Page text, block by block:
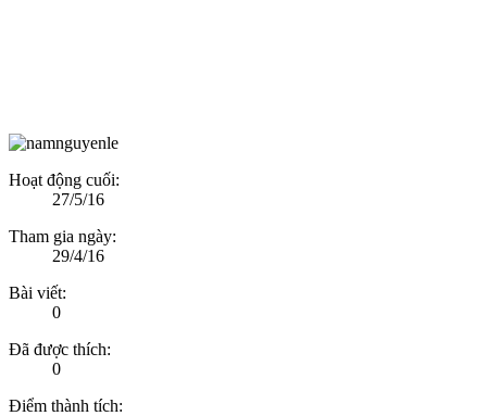
Hoạt động cuối:
27/5/16
Tham gia ngày:
29/4/16
Bài viết:
0
Đã được thích:
0
Điểm thành tích: